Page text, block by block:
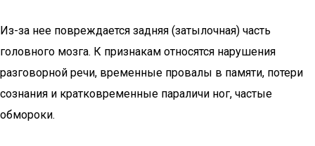
Из-за нее повреждается задняя (затылочная) часть
головного мозга. К признакам относятся нарушения
разговорной речи, временные провалы в памяти, потери
сознания и кратковременные параличи ног, частые
обмороки.